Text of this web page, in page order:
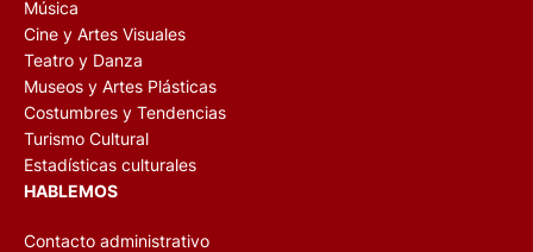
Música
Cine y Artes Visuales
Teatro y Danza
Museos y Artes Plásticas
Costumbres y Tendencias
Turismo Cultural
Estadísticas culturales
HABLEMOS
Contacto administrativo